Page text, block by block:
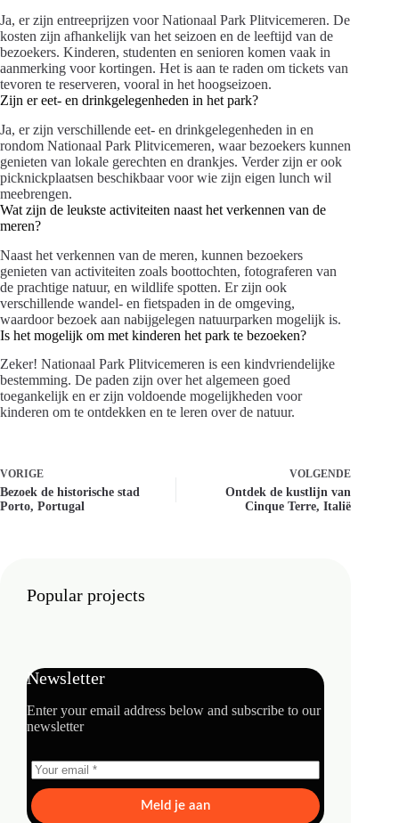
Ja, er zijn entreeprijzen voor Nationaal Park Plitvicemeren. De
kosten zijn afhankelijk van het seizoen en de leeftijd van de
bezoekers. Kinderen, studenten en senioren komen vaak in
aanmerking voor kortingen. Het is aan te raden om tickets van
tevoren te reserveren, vooral in het hoogseizoen.
Zijn er eet- en drinkgelegenheden in het park?
Ja, er zijn verschillende eet- en drinkgelegenheden in en
rondom Nationaal Park Plitvicemeren, waar bezoekers kunnen
genieten van lokale gerechten en drankjes. Verder zijn er ook
picknickplaatsen beschikbaar voor wie zijn eigen lunch wil
meebrengen.
Wat zijn de leukste activiteiten naast het verkennen van de
meren?
Naast het verkennen van de meren, kunnen bezoekers
genieten van activiteiten zoals boottochten, fotograferen van
de prachtige natuur, en wildlife spotten. Er zijn ook
verschillende wandel- en fietspaden in de omgeving,
waardoor bezoek aan nabijgelegen natuurparken mogelijk is.
Is het mogelijk om met kinderen het park te bezoeken?
Zeker! Nationaal Park Plitvicemeren is een kindvriendelijke
bestemming. De paden zijn over het algemeen goed
toegankelijk en er zijn voldoende mogelijkheden voor
kinderen om te ontdekken en te leren over de natuur.
VORIGE
Bezoek de historische stad
Porto, Portugal
VOLGENDE
Ontdek de kustlijn van
Cinque Terre, Italië
Popular projects
Newsletter
Enter your email address below and subscribe to our
newsletter
Meld je aan